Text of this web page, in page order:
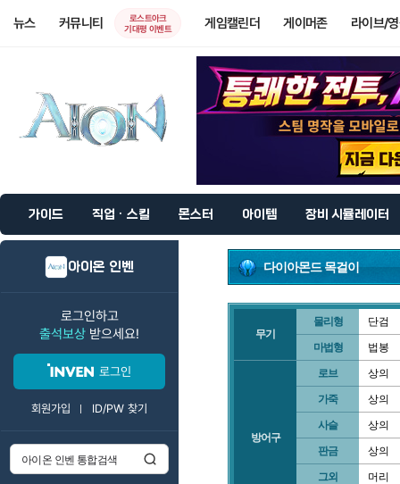
뉴스 커뮤니티
로스트아크
기대평 이벤트
게임캘린더 게이머존 라이브/
가이드 직업 · 스킬 몬스터 아이템 장비 시뮬레이터
아이온 인벤
로그인하고
출석보상 받으세요!
로그인
회원가입 ID/PW 찾기
다이아몬드 목걸이
무기
물리형 단검
마법형 법봉
방어구
로브 상의
가죽 상의
사슬 상의
판금 상의
그외 머리